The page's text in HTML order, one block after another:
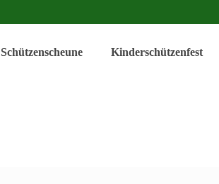
Schützenscheune Kinderschützenfest